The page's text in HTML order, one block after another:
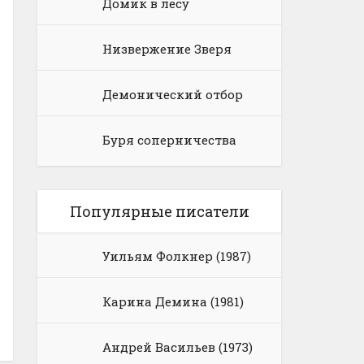
Домик в лесу
Низвержение Зверя
Демонический отбор
Буря соперничества
Популярные писатели
Уильям Фолкнер (1987)
Карина Демина (1981)
Андрей Васильев (1973)